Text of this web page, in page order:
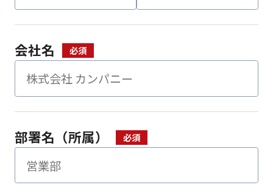
会社名
部署名（所属）